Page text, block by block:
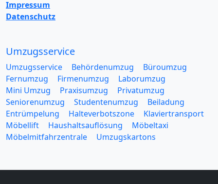
Impressum
Datenschutz
Umzugsservice
Umzugsservice Behördenumzug
Büroumzug
Fernumzug
Firmenumzug
Laborumzug
Mini Umzug
Praxisumzug
Privatumzug
Seniorenumzug
Studentenumzug
Beiladung
Entrümpelung
Halteverbotszone
Klaviertransport
Möbellift
Haushaltsauflösung
Möbeltaxi
Möbelmitfahrzentrale
Umzugskartons